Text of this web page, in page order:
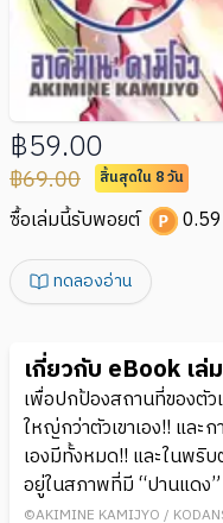
฿59.00
฿69.00 สิ้นสุดใน 8 วัน
ซื้อเล่มนี้รับพอยต์ 0.59
ทดลองอ่าน
เกี่ยวกับ eBook เล่
เพื่อปกป้องสถานที่ของตัว
ใหญ่กว่าตัวเขาเอง!! และ
เองมีทั้งหมด!! และในพริ
อยู่ในสภาพที่มี “ปานแดง
©AKIMINE KAMIJYO /